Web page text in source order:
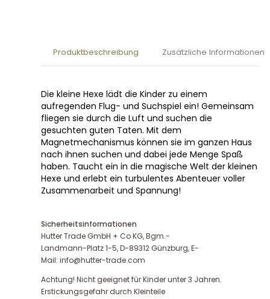
Produktbeschreibung Zusätzliche Informationen
Die kleine Hexe lädt die Kinder zu einem
aufregenden Flug- und Suchspiel ein! Gemeinsam
fliegen sie durch die Luft und suchen die
gesuchten guten Taten. Mit dem
Magnetmechanismus können sie im ganzen Haus
nach ihnen suchen und dabei jede Menge Spaß
haben. Taucht ein in die magische Welt der kleinen
Hexe und erlebt ein turbulentes Abenteuer voller
Zusammenarbeit und Spannung!
Sicherheitsinformationen
Hutter Trade GmbH + Co KG, Bgm.-
Landmann-Platz 1-5, D-89312 Günzburg, E-
Mail: info@hutter-trade.com
Achtung! Nicht geeignet für Kinder unter 3 Jahren.
Erstickungsgefahr durch Kleinteile